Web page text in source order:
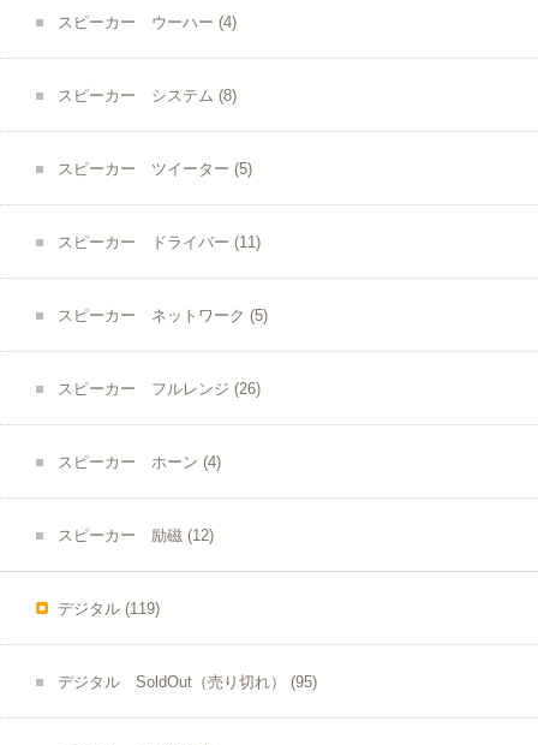
スピーカー ウーハー (4)
スピーカー システム (8)
スピーカー ツイーター (5)
スピーカー ドライバー (11)
スピーカー ネットワーク (5)
スピーカー フルレンジ (26)
スピーカー ホーン (4)
スピーカー 励磁 (12)
デジタル (119)
デジタル SoldOut（売り切れ） (95)